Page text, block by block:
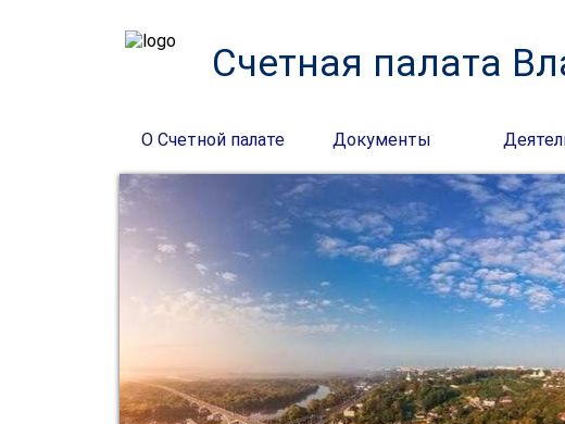
Счетная палата
О Счетной палате Документы